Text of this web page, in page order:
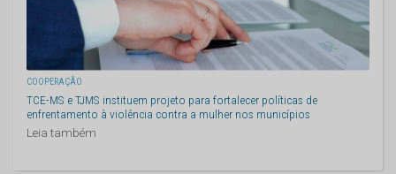
COOPERAÇÃO
TCE-MS e TJMS instituem projeto para fortalecer políticas de
enfrentamento à violência contra a mulher nos municípios
Leia também